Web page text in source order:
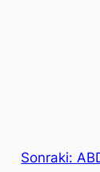
Sonraki: